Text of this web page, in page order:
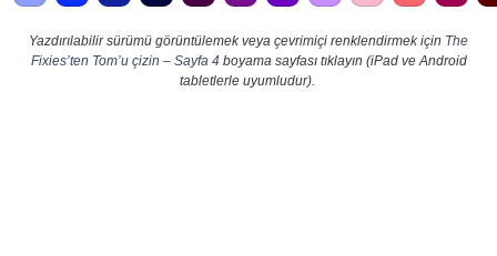
Yazdırılabilir sürümü görüntülemek veya çevrimiçi renklendirmek için The
Fixies’ten Tom’u çizin – Sayfa 4 boyama sayfası tıklayın (iPad ve Android
tabletlerle uyumludur).